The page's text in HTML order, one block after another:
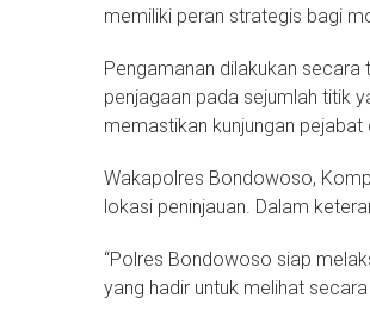
memiliki peran strategis bagi
Pengamanan dilakukan
penjagaan pada sejumlah titik
memastikan kunjungan
Wakapolres Bondowoso,
lokasi peninjauan. Dalam
“Polres Bondowoso siap
yang hadir untuk melihat